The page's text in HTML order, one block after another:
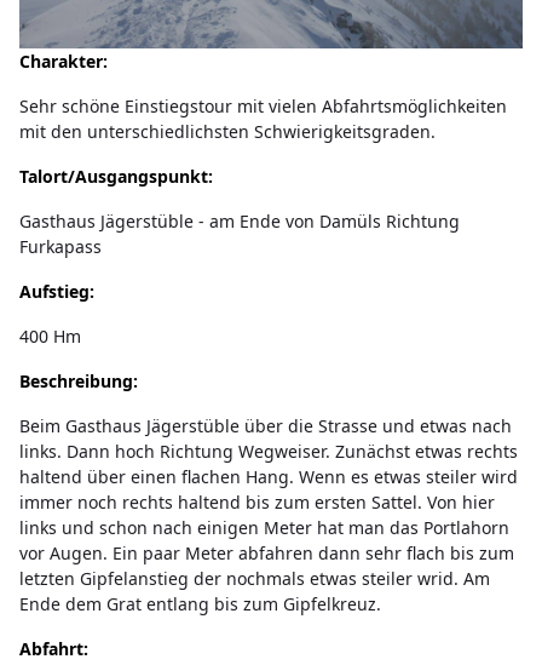
Charakter:
Sehr schöne Einstiegstour mit vielen Abfahrtsmöglichkeiten
mit den unterschiedlichsten Schwierigkeitsgraden.
Talort/Ausgangspunkt:
Gasthaus Jägerstüble - am Ende von Damüls Richtung
Furkapass
Aufstieg:
400 Hm
Beschreibung:
Beim Gasthaus Jägerstüble über die Strasse und etwas nach
links. Dann hoch Richtung Wegweiser. Zunächst etwas rechts
haltend über einen flachen Hang. Wenn es etwas steiler wird
immer noch rechts haltend bis zum ersten Sattel. Von hier
links und schon nach einigen Meter hat man das Portlahorn
vor Augen. Ein paar Meter abfahren dann sehr flach bis zum
letzten Gipfelanstieg der nochmals etwas steiler wrid. Am
Ende dem Grat entlang bis zum Gipfelkreuz.
Abfahrt: